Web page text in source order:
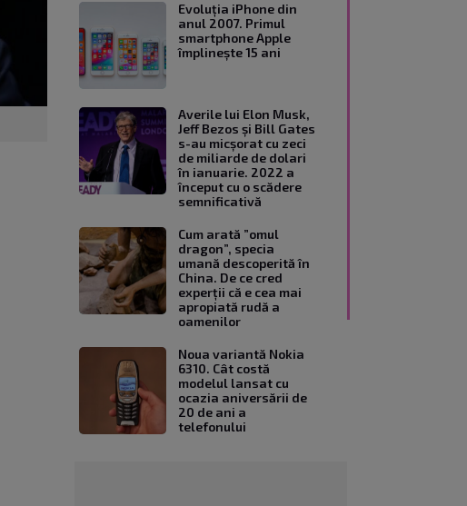
Evoluția iPhone din
anul 2007. Primul
smartphone Apple
împlinește 15 ani
Averile lui Elon Musk,
Jeff Bezos și Bill Gates
s-au micșorat cu zeci
de miliarde de dolari
în ianuarie. 2022 a
început cu o scădere
semnificativă
Cum arată ”omul
dragon”, specia
umană descoperită în
China. De ce cred
experții că e cea mai
apropiată rudă a
oamenilor
Noua variantă Nokia
6310. Cât costă
modelul lansat cu
ocazia aniversării de
20 de ani a
telefonului